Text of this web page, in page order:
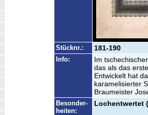
Stücknr.: 181-190
Info:
Im
das als das
Entwickelt hat
karamelisierter
Braumeister
Besonder-
heiten:
Lochentwertet